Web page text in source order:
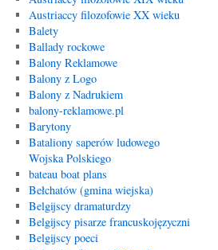
Austriaccy filozofowie XX wieku
Balety
Ballady rockowe
Balony Reklamowe
Balony z Logo
Balony z Nadrukiem
balony-reklamowe.pl
Barytony
Bataliony saperów ludowego
Wojska Polskiego
bateau boat plans
Bełchatów (gmina wiejska)
Belgijscy dramaturdzy
Belgijscy pisarze francuskojęzyczni
Belgijscy poeci